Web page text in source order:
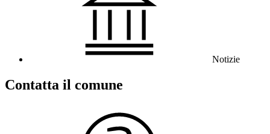
Notizie
Contatta il comune